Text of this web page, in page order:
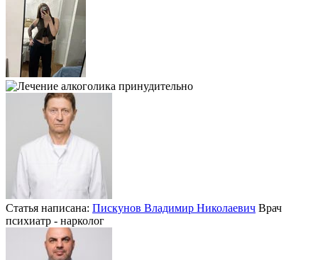
Статья написана: Пискунов Владимир Николаевич Врач
психиатр - нарколог